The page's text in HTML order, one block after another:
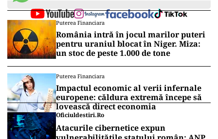
Puterea Financiara
România intră în jocul marilor puteri
pentru uraniul blocat în Niger. Miza:
un stoc de peste 1.000 de tone
Puterea Financiara
Impactul economic al verii infernale
europene: căldura extremă începe să
lovească direct economia
Oficiuldestiri.ro
Atacurile cibernetice expun